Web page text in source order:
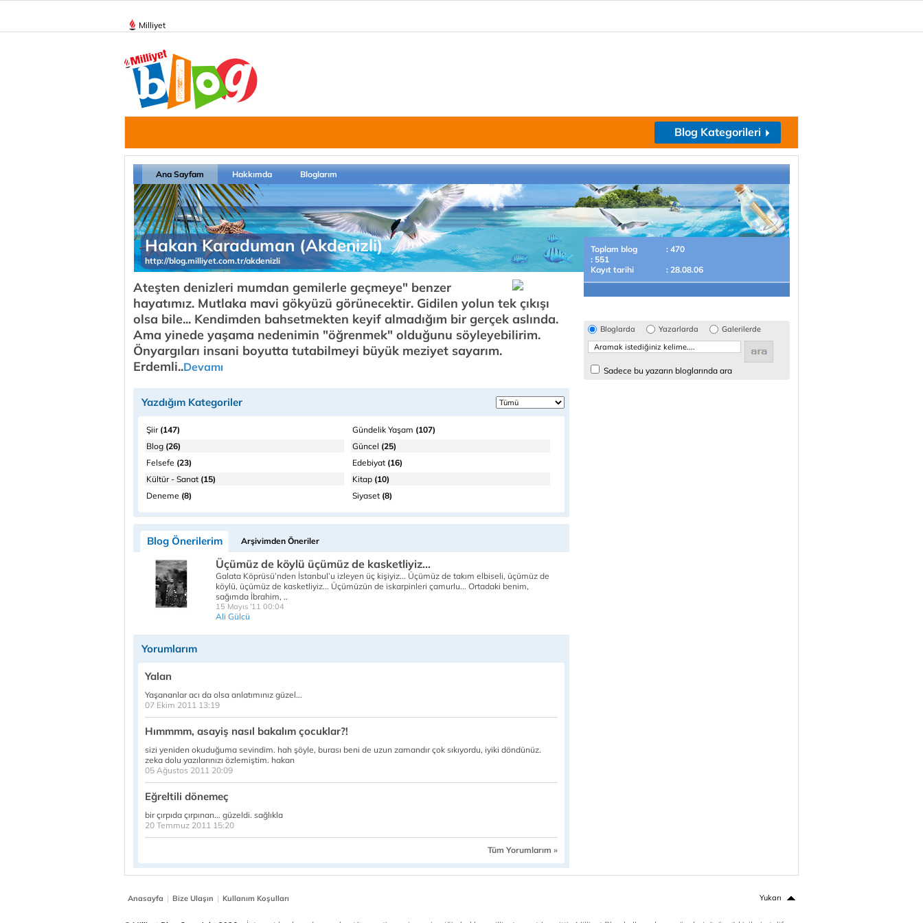
Milliyet
Blog Kategorileri
Ana Sayfam Hakkımda Bloglarım
Hakan Karaduman (Akdenizli)
http://blog.milliyet.com.tr/akdenizli
Ateşten denizleri mumdan gemilerle geçmeye" benzer
hayatımız. Mutlaka mavi gökyüzü görünecektir. Gidilen yolun tek çıkışı
olsa bile... Kendimden bahsetmekten keyif almadığım bir gerçek aslında.
Ama yinede yaşama nedenimin "öğrenmek" olduğunu söyleyebilirim.
Önyargıları insani boyutta tutabilmeyi büyük meziyet sayarım.
Erdemli..Devamı
Yazdığım Kategoriler
Şiir(147) Gündelik Yaşam (107)
Blog (26) Güncel (25)
Felsefe (23) Edebiyat (16)
Kültür - Sanat (15) Kitap (10)
Deneme (8) Siyaset (8)
Blog Önerilerim Arşivimden Öneriler
Üçümüz de köylü üçümüz de kasketliyiz...
Galata Köprüsü’nden İstanbul’u izleyen üç kişiyiz... Üçümüz de takım elbiseli, üçümüz de
köylü, üçümüz de kasketliyiz... Üçümüzün de iskarpinleri çamurlu... Ortadaki benim,
sağımda İbrahim, ..
15 Mayıs '11 00:04
Ali Gülcü
Yorumlarım
Yalan
Yaşananlar acı da olsa anlatımınız güzel...
07 Ekim 2011 13:19
Hımmmm, asayiş nasıl bakalım çocuklar?!
sizi yeniden okuduğuma sevindim. hah şöyle, burası beni de uzun zamandır çok sıkıyordu, iyiki döndünüz.
zeka dolu yazılarınızı özlemiştim. hakan
05 Ağustos 2011 20:09
Eğreltili dönemeç
bir çırpıda çırpınan... güzeldi. sağlıkla
20 Temmuz 2011 15:20
Tüm Yorumlarım »
Toplam blog
: 470
: 551
Kayıt tarihi
: 28.08.06
Bloglarda Yazarlarda Galerilerde
Sadece bu yazarın bloglarında ara
Anasayfa | Bize Ulaşın | Kullanım Koşulları Yukarı